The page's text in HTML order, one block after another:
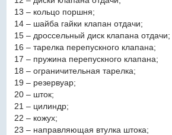
13 – кольцо поршня;
14 – шайба гайки клапан отдачи;
15 – дроссельный диск клапана отдачи;
16 – тарелка перепускного клапана;
17 – пружина перепускного клапана;
18 – ограничительная тарелка;
19 – резервуар;
20 – шток;
21 – цилиндр;
22 – кожух;
23 – направляющая втулка штока;